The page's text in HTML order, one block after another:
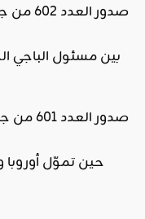
صدور العدد 602 من جريدة التحرير
بين مسئول الباجي
صدور العدد 601 من جريدة التحرير
حين تموّل